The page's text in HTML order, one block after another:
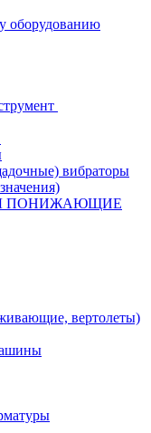
оборудованию
вибраторы
ПОНИЖАЮЩИЕ
вертолеты)